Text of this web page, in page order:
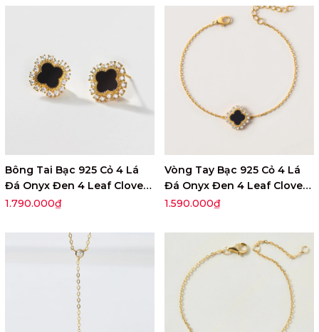
Bông Tai Bạc 925 Cỏ 4 Lá
Đá Onyx Đen 4 Leaf Clover -
VCE36
1.790.000₫
Vòng Tay Bạc 925 Cỏ 4 Lá
Đá Onyx Đen 4 Leaf Clover -
VCB36
1.590.000₫